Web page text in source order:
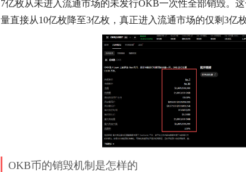
7亿枚从未进入流通市场的未发行OKB一次性全部销毁。
量直接从10亿枚降至3亿枚，真正进入流通市场的仅剩3亿枚
OKB币的销毁机制是怎样的